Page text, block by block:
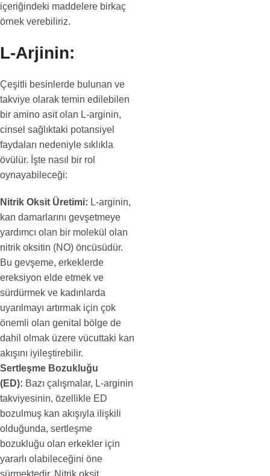
içeriğindeki maddelere birkaç
örnek verebiliriz.
L-Arjinin:
Çeşitli besinlerde bulunan ve
takviye olarak temin edilebilen
bir amino asit olan L-arginin,
cinsel sağlıktaki potansiyel
faydaları nedeniyle sıklıkla
övülür. İşte nasıl bir rol
oynayabileceği:
Nitrik Oksit Üretimi: L-arginin,
kan damarlarını gevşetmeye
yardımcı olan bir molekül olan
nitrik oksitin (NO) öncüsüdür.
Bu gevşeme, erkeklerde
ereksiyon elde etmek ve
sürdürmek ve kadınlarda
uyarılmayı artırmak için çok
önemli olan genital bölge de
dahil olmak üzere vücuttaki kan
akışını iyileştirebilir.
Sertleşme Bozukluğu
(ED): Bazı çalışmalar, L-arginin
takviyesinin, özellikle ED
bozulmuş kan akışıyla ilişkili
olduğunda, sertleşme
bozukluğu olan erkekler için
yararlı olabileceğini öne
sürmektedir. Nitrik oksit